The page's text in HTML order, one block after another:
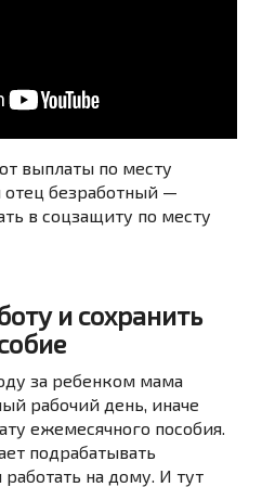
выплаты по месту
отец безработный —
в соцзащиту по месту
и сохранить
за ребенком мама
рабочий день, иначе
ежемесячного пособия.
подрабатывать
на дому. И тут